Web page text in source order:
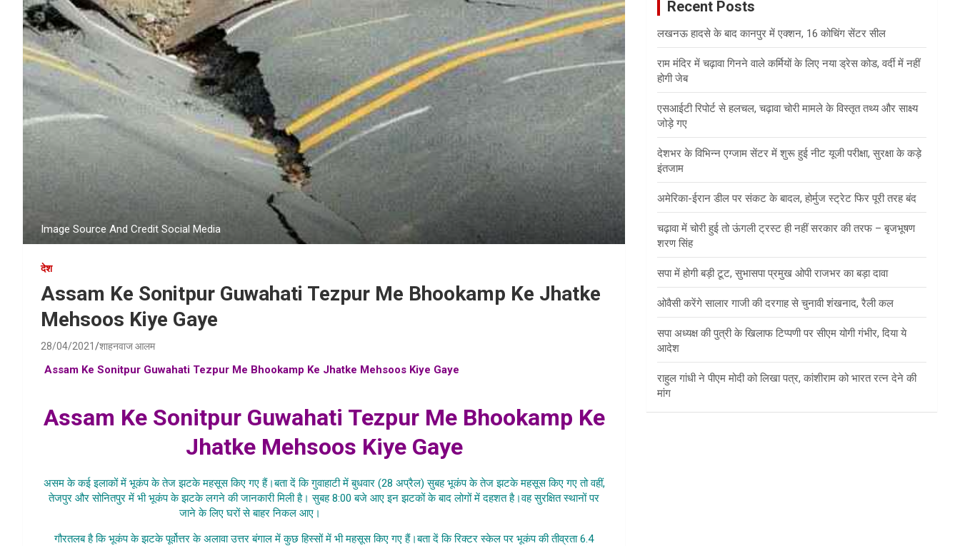
Image Source And Credit Social Media
देश
Assam Ke Sonitpur Guwahati Tezpur Me Bhookamp Ke Jhatke
Mehsoos Kiye Gaye
28/04/2021 शाहनवाज आलम
Assam Ke Sonitpur Guwahati Tezpur Me Bhookamp Ke Jhatke Mehsoos Kiye Gaye
Assam Ke Sonitpur Guwahati Tezpur Me Bhookamp Ke
Jhatke Mehsoos Kiye Gaye
असम के कई इलाकों में भूकंप के तेज झटके महसूस किए गए हैं।बता दें कि गुवाहाटी में बुधवार (28 अप्रैल) सुबह भूकंप के तेज झटके महसूस किए गए तो वहीं,
तेजपुर और सोनितपुर में भी भूकंप के झटके लगने की जानकारी मिली है। सुबह 8:00 बजे आए इन झटकों के बाद लोगों में दहशत है।वह सुरक्षित स्थानों पर
जाने के लिए घरों से बाहर निकल आए।
गौरतलब है कि भूकंप के झटके पूर्वोत्तर के अलावा उत्तर बंगाल में कुछ हिस्सों में भी महसूस किए गए हैं।बता दें कि रिक्टर स्केल पर भूकंप की तीव्रता 6.4
Recent Posts
लखनऊ हादसे के बाद कानपुर में एक्शन, 16 कोचिंग सेंटर सील
राम मंदिर में चढ़ावा गिनने वाले कर्मियों के लिए नया ड्रेस कोड, वर्दी में नहीं
होगी जेब
एसआईटी रिपोर्ट से हलचल, चढ़ावा चोरी मामले के विस्तृत तथ्य और साक्ष्य
जोड़े गए
देशभर के विभिन्न एग्जाम सेंटर में शुरू हुई नीट यूजी परीक्षा, सुरक्षा के कड़े
इंतजाम
अमेरिका-ईरान डील पर संकट के बादल, होर्मुज स्ट्रेट फिर पूरी तरह बंद
चढ़ावा में चोरी हुई तो ऊंगली ट्रस्ट ही नहीं सरकार की तरफ – बृजभूषण
शरण सिंह
सपा में होगी बड़ी टूट, सुभासपा प्रमुख ओपी राजभर का बड़ा दावा
ओवैसी करेंगे सालार गाजी की दरगाह से चुनावी शंखनाद, रैली कल
सपा अध्यक्ष की पुत्री के खिलाफ टिप्पणी पर सीएम योगी गंभीर, दिया ये
आदेश
राहुल गांधी ने पीएम मोदी को लिखा पत्र, कांशीराम को भारत रत्न देने की
मांग